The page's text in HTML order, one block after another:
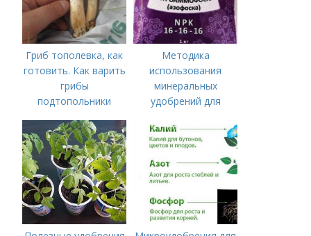
Гриб тополевка, как
готовить. Как варить
грибы
подтопольники
Методика
использования
минеральных
удобрений для
Минеральное
питание